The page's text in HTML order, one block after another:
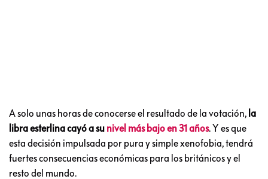
A solo unas horas de conocerse el resultado de la votación, la
libra esterlina cayó a su nivel más bajo en 31 años. Y es que
esta decisión impulsada por pura y simple xenofobia, tendrá
fuertes consecuencias económicas para los británicos y el
resto del mundo.